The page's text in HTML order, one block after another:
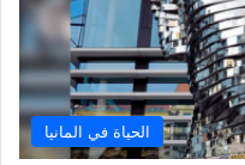
الحياة في المانيا